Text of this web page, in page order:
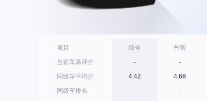
项目
当前车系评分
同级车平均分
同级车排名
综合
-
4.42
-
外观
-
4.68
-